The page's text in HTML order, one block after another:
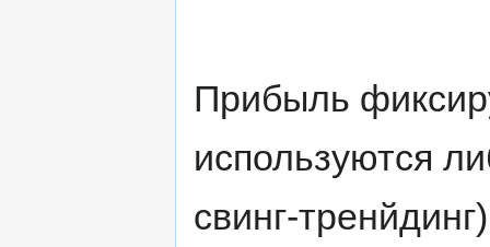
Прибыль
используются
свинг-